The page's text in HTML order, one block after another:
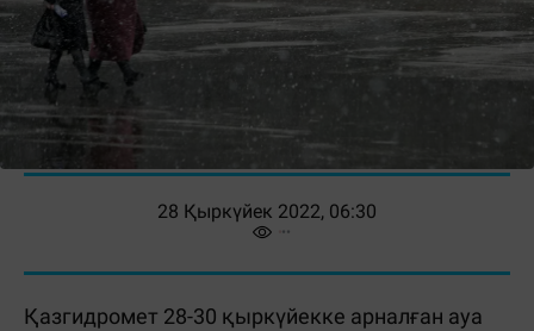
28 Қыркүйек 2022, 06:30
Қазгидромет 28-30 қыркүйекке арналған ауа